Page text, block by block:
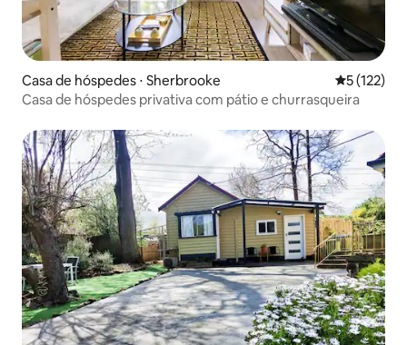
Casa de hóspedes ⋅ Sherbrooke 5 de uma
5 (122)
Casa de hóspedes privativa com pátio e churrasqueira